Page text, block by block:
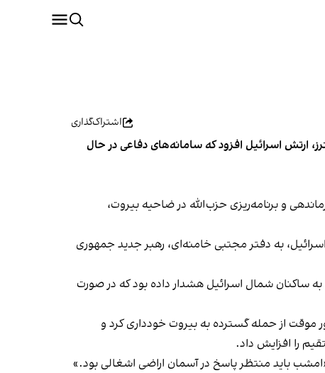
اشتراک‌گذاری
ارتش اسرائیل افزود که سامانه‌های دفاعی در حال
و برنامه‌ریزی حزب‌الله در ضاحیه بیروت،
به دفتر مجتبی خامنه‌ای، رهبر جدید جمهوری
به ساکنان شمال اسرائیل هشدار داده بود که در صورت
موقت از حمله گسترده به بیروت خودداری کرد و
باید منتظر پاسخ در آسمان اراضی اشغالی بود.»